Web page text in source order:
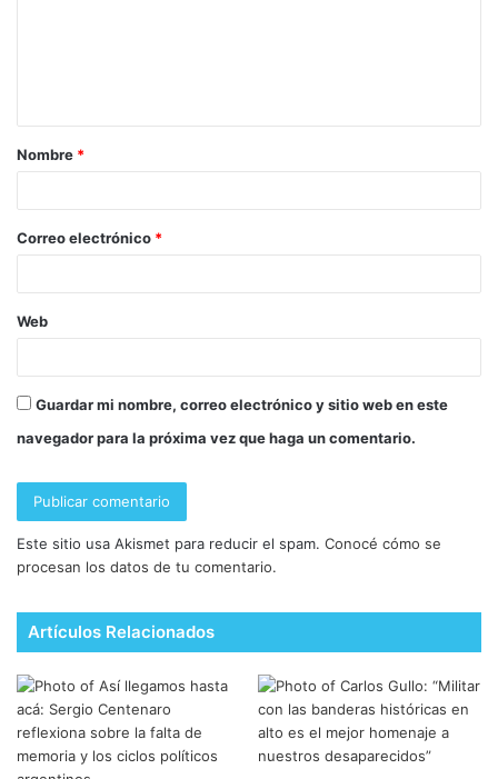
Nombre *
Correo electrónico *
Web
Guardar mi nombre, correo electrónico y sitio web en este
navegador para la próxima vez que haga un comentario.
Este sitio usa Akismet para reducir el spam. Conocé cómo se
procesan los datos de tu comentario.
Artículos Relacionados